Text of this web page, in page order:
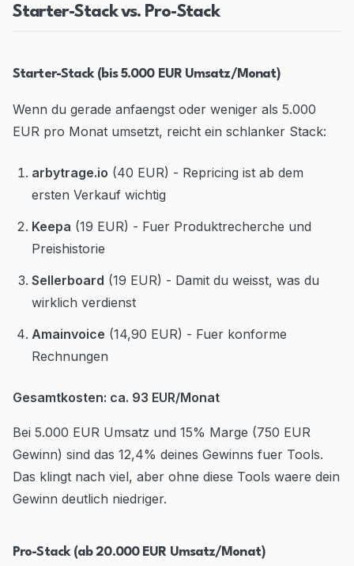
Starter-Stack vs. Pro-Stack
Starter-Stack (bis 5.000 EUR Umsatz/Monat)
Wenn du gerade anfaengst oder weniger als 5.000
EUR pro Monat umsetzt, reicht ein schlanker Stack:
arbytrage.io (40 EUR) - Repricing ist ab dem
ersten Verkauf wichtig
Keepa (19 EUR) - Fuer Produktrecherche und
Preishistorie
Sellerboard (19 EUR) - Damit du weisst, was du
wirklich verdienst
Amainvoice (14,90 EUR) - Fuer konforme
Rechnungen
Gesamtkosten: ca. 93 EUR/Monat
Bei 5.000 EUR Umsatz und 15% Marge (750 EUR
Gewinn) sind das 12,4% deines Gewinns fuer Tools.
Das klingt nach viel, aber ohne diese Tools waere dein
Gewinn deutlich niedriger.
Pro-Stack (ab 20.000 EUR Umsatz/Monat)